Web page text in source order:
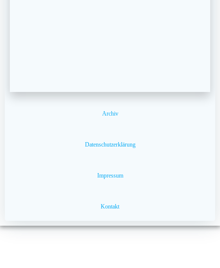
Archiv
Datenschutzerklärung
Impressum
Kontakt